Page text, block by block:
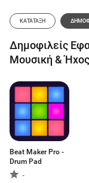
ΚΑΤΆΤΑΞΗ
Δημοφιλείς
Μουσική & Ήχος
Beat Maker Pro -
Drum Pad
-